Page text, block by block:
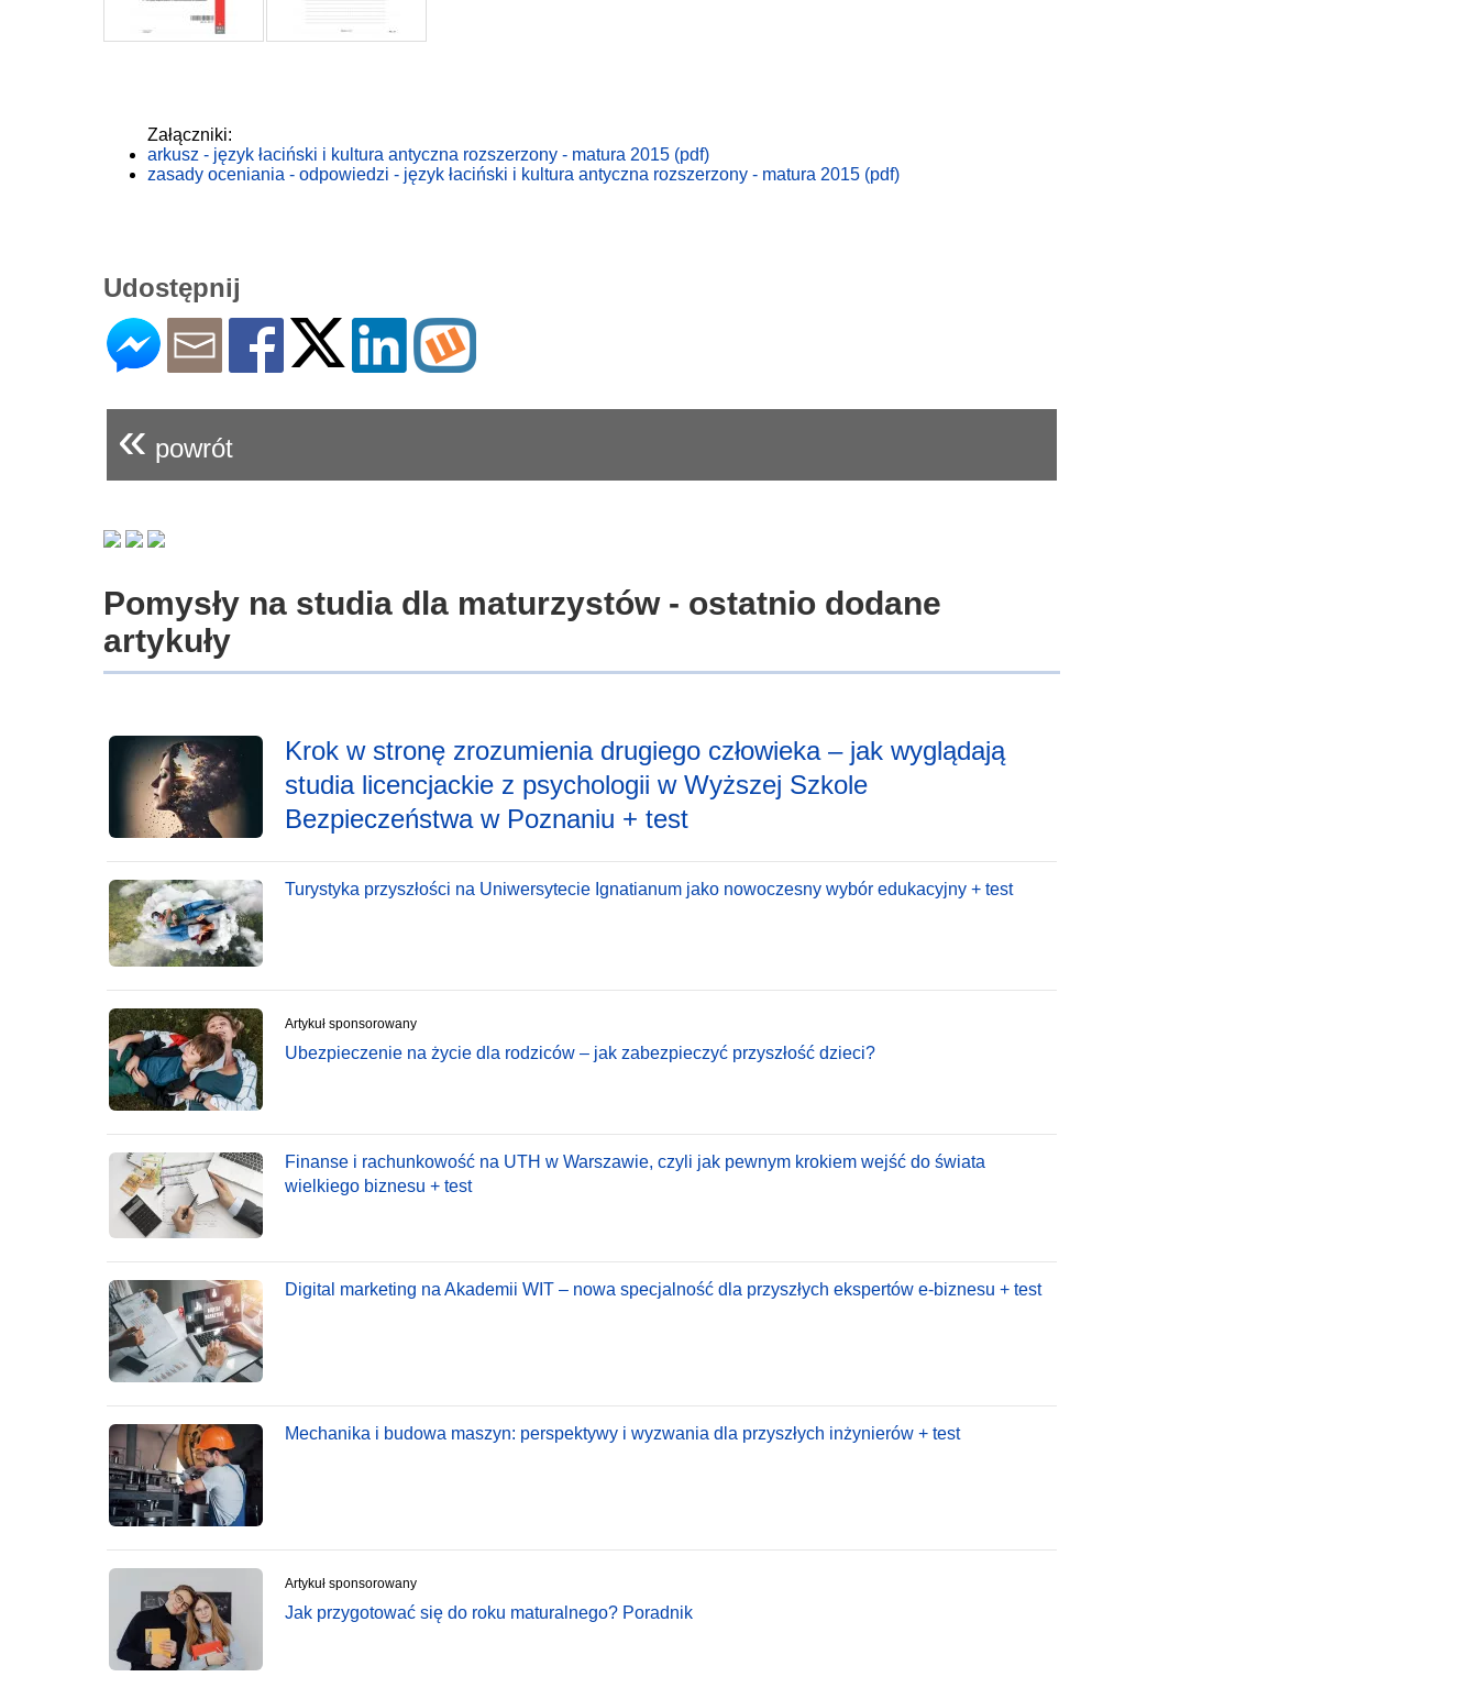
Załączniki:
arkusz - język łaciński i kultura antyczna rozszerzony - matura 2015 (pdf)
zasady oceniania - odpowiedzi - język łaciński i kultura antyczna rozszerzony - matura 2015 (pdf)
Udostępnij
« powrót
Pomysły na studia dla maturzystów - ostatnio dodane
artykuły
Krok w stronę zrozumienia drugiego człowieka – jak wyglądają
studia licencjackie z psychologii w Wyższej Szkole
Bezpieczeństwa w Poznaniu + test
Turystyka przyszłości na Uniwersytecie Ignatianum jako nowoczesny wybór edukacyjny + test
Artykuł sponsorowany
Ubezpieczenie na życie dla rodziców – jak zabezpieczyć przyszłość dzieci?
Finanse i rachunkowość na UTH w Warszawie, czyli jak pewnym krokiem wejść do świata
wielkiego biznesu + test
Digital marketing na Akademii WIT – nowa specjalność dla przyszłych ekspertów e-biznesu + test
Mechanika i budowa maszyn: perspektywy i wyzwania dla przyszłych inżynierów + test
Artykuł sponsorowany
Jak przygotować się do roku maturalnego? Poradnik